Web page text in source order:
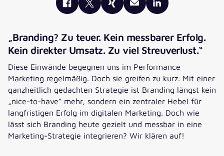
„Branding? Zu teuer. Kein messbarer Erfolg.
Kein direkter Umsatz. Zu viel Streuverlust.“
Diese Einwände begegnen uns im Performance
Marketing regelmäßig. Doch sie greifen zu kurz. Mit einer
ganzheitlich gedachten Strategie ist Branding längst kein
„nice-to-have“ mehr, sondern ein zentraler Hebel für
langfristigen Erfolg im digitalen Marketing. Doch wie
lässt sich Branding heute gezielt und messbar in eine
Marketing-Strategie integrieren? Wir klären auf!